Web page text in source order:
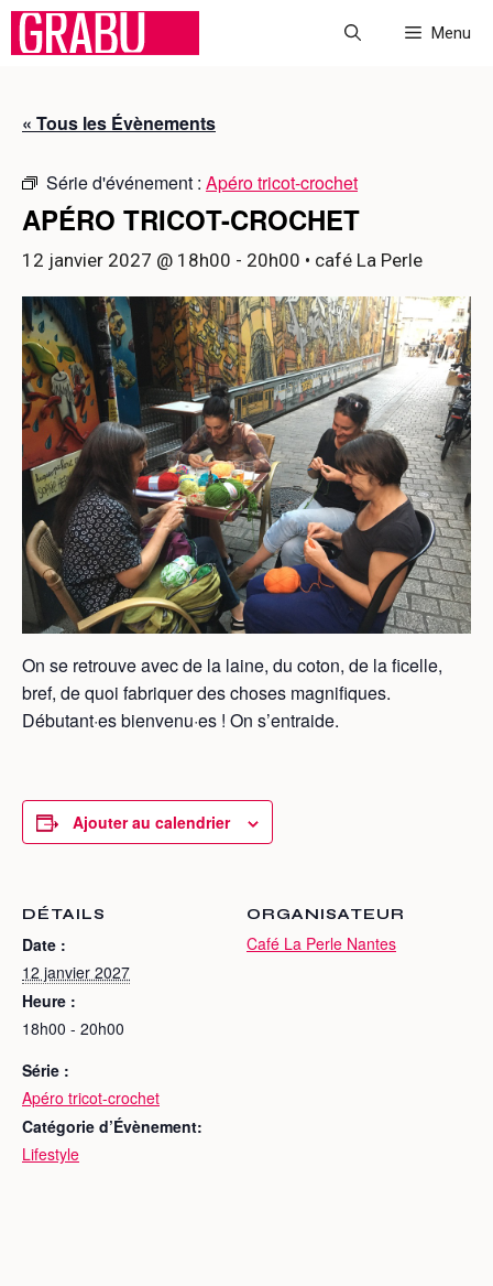
Aller
Menu
« Tous les Évènements
Série d'événement : Apéro tricot-crochet
APÉRO TRICOT-CROCHET
12 janvier 2027 @ 18h00 - 20h00 • café La Perle
On se retrouve avec de la laine, du coton, de la ficelle,
bref, de quoi fabriquer des choses magnifiques.
Débutant·es bienvenu·es ! On s’entraide.
Ajouter au calendrier
DÉTAILS
Date :
12 janvier 2027
Heure :
18h00 - 20h00
Série :
Apéro tricot-crochet
Catégorie d’Évènement:
Lifestyle
ORGANISATEUR
Café La Perle Nantes